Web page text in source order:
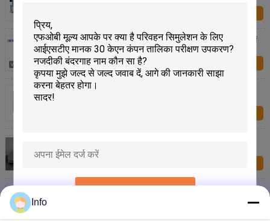
प्रस्तुत
IEC 60335-2-24 और IEC 60335-2-40 के लिए 1000kg.f
Force Vibration Test उपकरण
80x80 सेमी टेस्ट टेबल के साथ 22KN कंपन परीक्षण उपकरण,
इलेक्ट्रोडडायनेमिक शेकर कंपन परीक्षण उपकरण
Vertical Vibration Test Equipment Meet JESD 22-
Info